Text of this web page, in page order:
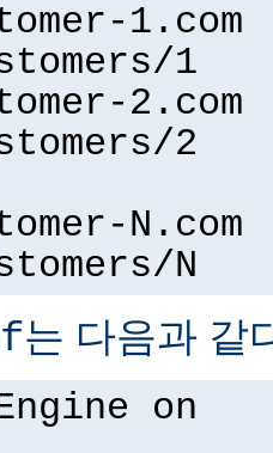
1.com
1
2.com
2
N.com
N
는 다음과 같
on